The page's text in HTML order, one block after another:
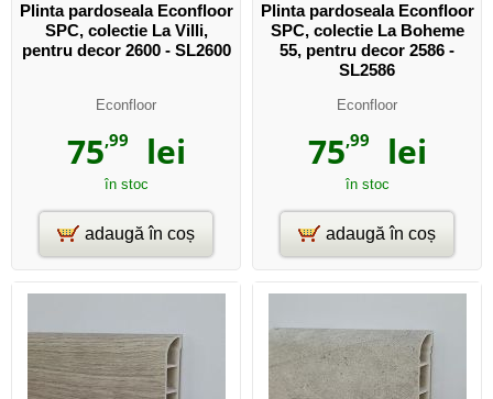
Plinta pardoseala Econfloor
SPC, colectie La Villi,
pentru decor 2600 - SL2600
Econfloor
75,99 lei
în stoc
adaugă în coș
Plinta pardoseala Econfloor
SPC, colectie La Boheme
55, pentru decor 2586 -
SL2586
Econfloor
75,99 lei
în stoc
adaugă în coș